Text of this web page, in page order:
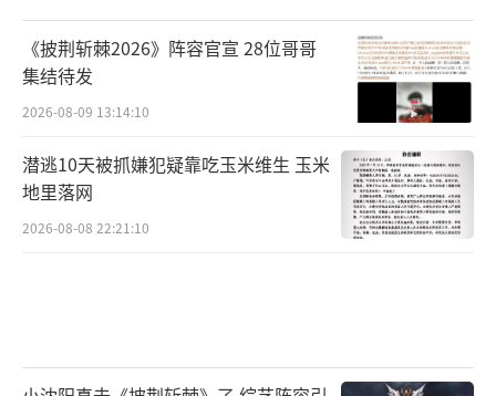
《披荆斩棘2026》阵容官宣 28位哥哥
集结待发
2026-08-09 13:14:10
潜逃10天被抓嫌犯疑靠吃玉米维生 玉米
地里落网
2026-08-08 22:21:10